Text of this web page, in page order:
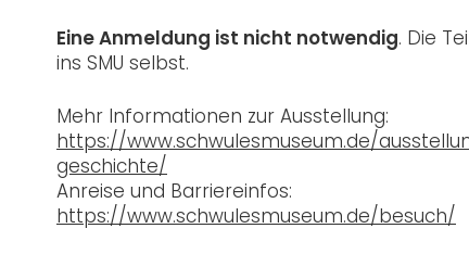
Eine Anmeldung ist nicht notwendig. Die
ins SMU selbst.
Mehr Informationen zur Ausstellung:
https://www.schwulesmuseum.de/
geschichte/
Anreise und Barriereinfos:
https://www.schwulesmuseum.de/besuch/